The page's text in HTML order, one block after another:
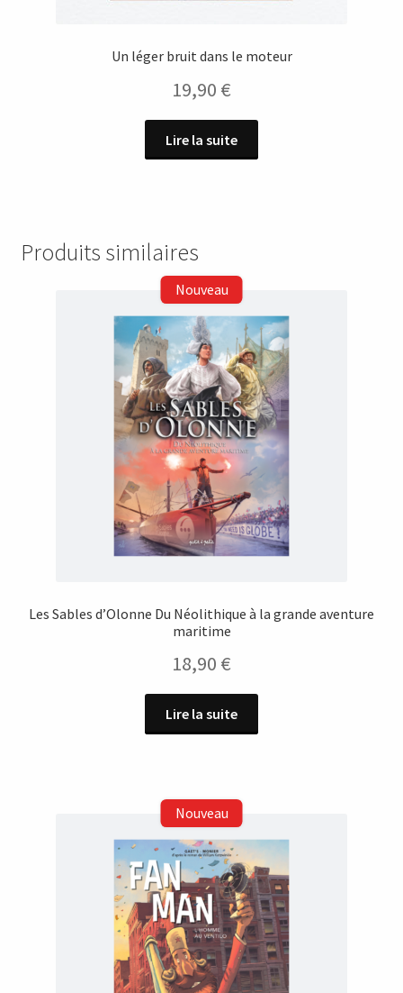
Un léger bruit dans le moteur
19,90 €
Lire la suite
Produits similaires
Les Sables d’Olonne Du Néolithique à la grande aventure
maritime
18,90 €
Lire la suite